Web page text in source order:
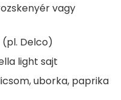
vagy
(pl. Delco)
light sajt
uborka, paprika